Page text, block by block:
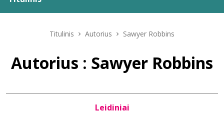
Leidiniai
Titulinis Autorius Sawyer Robbins
Autorius : Sawyer Robbins
Leidiniai